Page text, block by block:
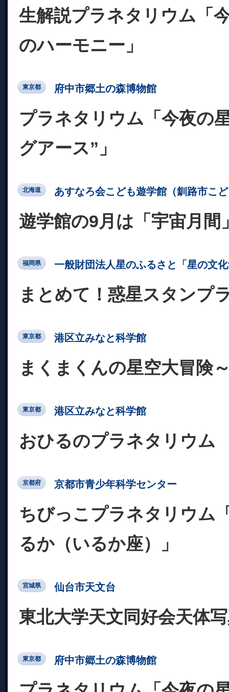
生解説プラネタリウム「
のハーモニー」
東京都 府中市郷土の森博物館
プラネタリウム「今夜の
グアース”」
北海道 あすなろ会こども遊学館（釧路市こ
遊学館の9月は「宇宙月間
福岡県 一般財団法人星のふるさと「星の文
まとめて！惑星スタンプ
東京都 港区立みなと科学館
まくまくんの星空大冒険
東京都 港区立みなと科学館
おひるのプラネタリウム
京都府 京都市青少年科学センター
ちびっこプラネタリウム
るか（いるか座）」
宮城県 仙台市天文台
東北大学天文同好会天体
東京都 府中市郷土の森博物館